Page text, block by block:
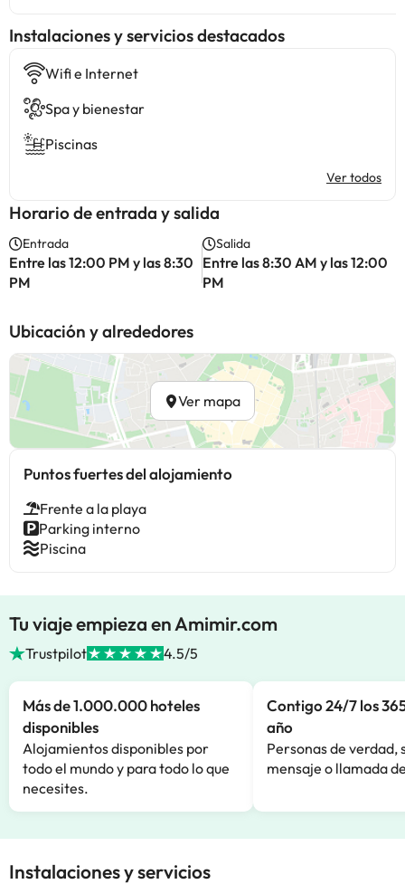
Instalaciones y servicios destacados
Wifi e Internet
Spa y bienestar
Piscinas
Ver todos
Horario de entrada y salida
Entrada
Entre las 12:00 PM y las 8:30
PM
Salida
Entre las 8:30 AM y las 12:00
PM
Ubicación y alrededores
Ver mapa
Puntos fuertes del alojamiento
Frente a la playa
Parking interno
Piscina
Tu viaje empieza en Amimir.com
Trustpilot 4.5/5
Más de 1.000.000 hoteles
disponibles
Alojamientos disponibles por
todo el mundo y para todo lo que
necesites.
Contigo 24/7 los
año
Personas de verdad,
mensaje o llamada
Instalaciones y servicios